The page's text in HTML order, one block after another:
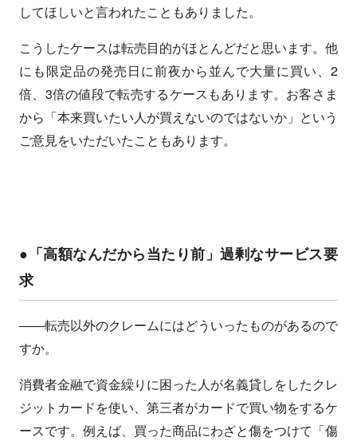
してほしいと言われたこともありました。
こうしたケースは転売目的がほとんどだと思います。他
にも限定品の発売日に前夜から並んで大量に買い、2
倍、3倍の値段で転売するケースもあります。お客さま
から「本来買いたい人が買えないのではないか」という
ご意見をいただいたこともあります。
●「高額なんだから当たり前」過剰なサービス要
求
――転売以外のクレームにはどういったものがあるので
すか。
消費者金融で資金繰りに困った人が名義貸しをしたクレ
ジットカードを使い、第三者がカードで買い物をするケ
ースです。例えば、買った商品にわざと傷をつけて「傷